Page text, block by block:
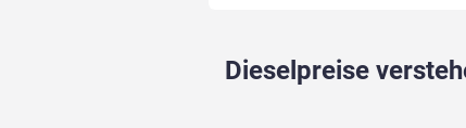
Dieselpreise